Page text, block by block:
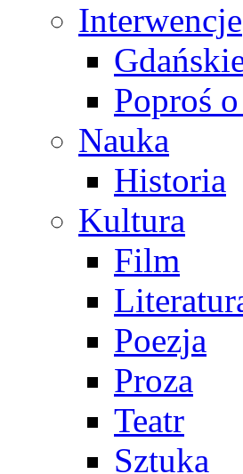
Interwencje
Poproś
Nauka
Historia
Kultura
Film
Poezja
Proza
Teatr
Sztuka